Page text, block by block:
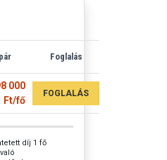
Foglalás
000
Ft/fő
FOGLALÁS
díj 1 fő